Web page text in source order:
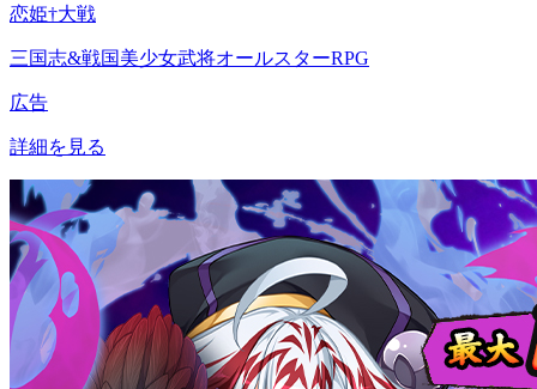
恋姫†大戦
三国志&戦国美少女武将オールスターRPG
広告
詳細を見る